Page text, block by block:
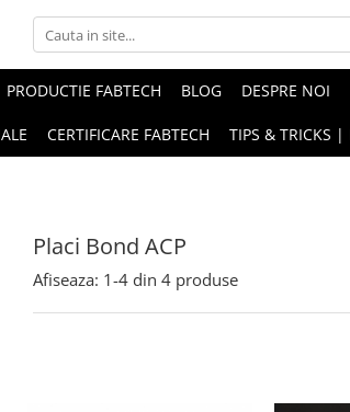
PRODUCTIE FABTECH BLOG DESPRE NOI
CERTIFICARE FABTECH TIPS & TRICKS |
Placi Bond ACP
Afiseaza: 1-4 din 4 produse